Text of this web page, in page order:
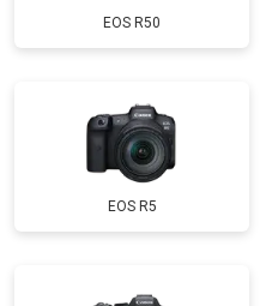
EOS R50
EOS R5